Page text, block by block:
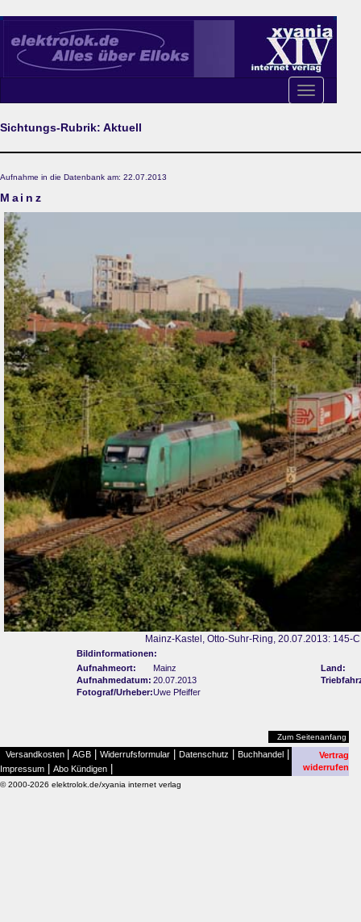
Toggle
navigation
Sichtungs-Rubrik: Aktuell
Aufnahme in die Datenbank am: 22.07.2013
Mainz
Mainz-Kastel, Otto-Suhr-Ring, 20.07.2013: 145-
Bildinformationen:
Aufnahmeort:
Mainz
Land:
Aufnahmedatum: 20.07.2013
Fotograf/Urheber:Uwe Pfeiffer
Zum Seitenanfang
Versandkosten AGB Widerrufsformular Datenschutz Buchhandel
Impressum Abo Kündigen
Vertrag
widerrufen
© 2000-2026 elektrolok.de/xyania internet verlag